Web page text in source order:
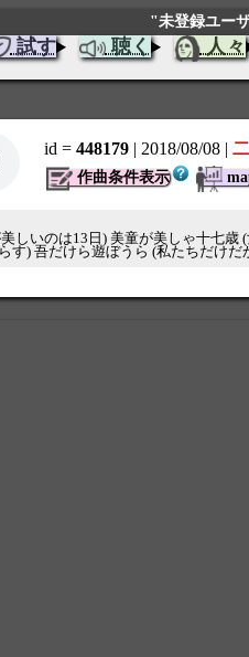
"未登録ユー
試す 聴く 人々
id = 448179 | 2018/08/08 |
作曲条件表示
しいのは13日) 美童が美しゃ十七
す) 吾だけら遊ぼうら (私たちだけ